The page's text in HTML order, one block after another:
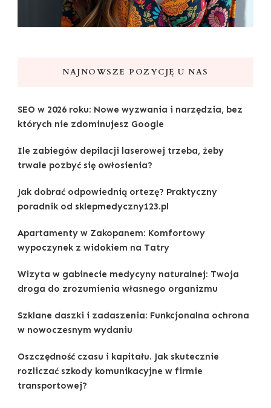
NAJNOWSZE POZYCJĘ U NAS
SEO w 2026 roku: Nowe wyzwania i narzędzia, bez
których nie zdominujesz Google
Ile zabiegów depilacji laserowej trzeba, żeby
trwale pozbyć się owłosienia?
Jak dobrać odpowiednią ortezę? Praktyczny
poradnik od sklepmedyczny123.pl
Apartamenty w Zakopanem: Komfortowy
wypoczynek z widokiem na Tatry
Wizyta w gabinecie medycyny naturalnej: Twoja
droga do zrozumienia własnego organizmu
Szklane daszki i zadaszenia: Funkcjonalna ochrona
w nowoczesnym wydaniu
Oszczędność czasu i kapitału. Jak skutecznie
rozliczać szkody komunikacyjne w firmie
transportowej?